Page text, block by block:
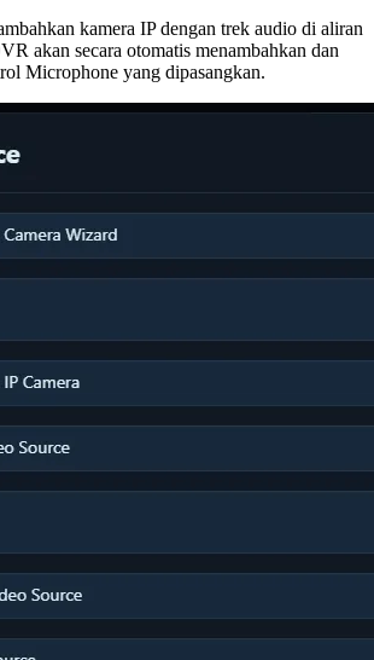
kamera IP dengan trek audio di aliran
akan secara otomatis menambahkan dan
Microphone yang dipasangkan.